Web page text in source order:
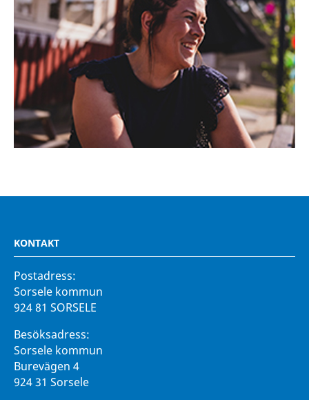
KONTAKT
Postadress:
Sorsele kommun
924 81 SORSELE
Besöksadress:
Sorsele kommun
Burevägen 4
924 31 Sorsele